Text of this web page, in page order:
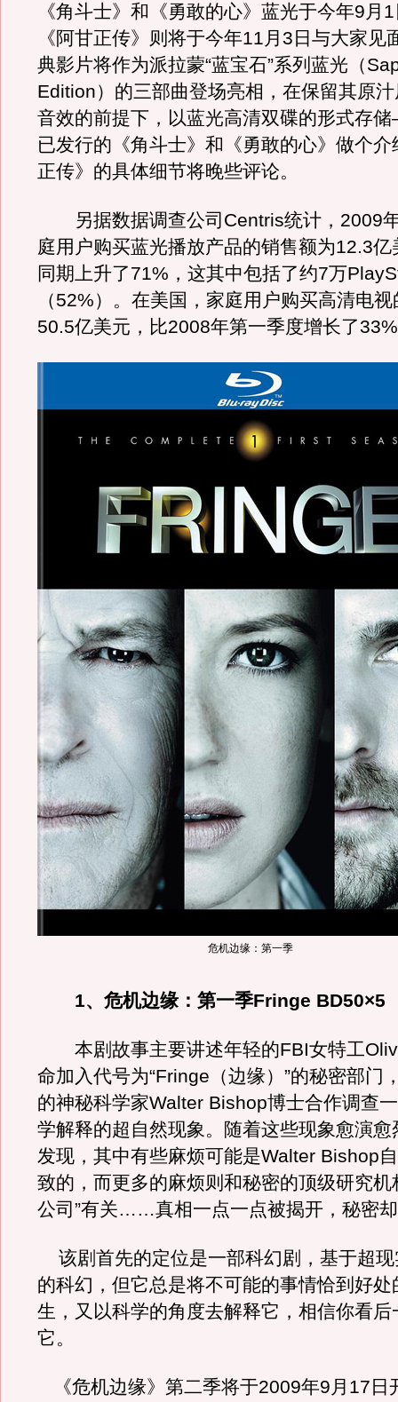
《角斗士》和《勇敢的心》蓝光于今年9月
《阿甘正传》则将于今年11月3日与大家见
典影片将作为派拉蒙“蓝宝石”系列蓝光（
Edition）的三部曲登场亮相，在保留其原
音效的前提下，以蓝光高清双碟的形式存
已发行的《角斗士》和《勇敢的心》做个
正传》的具体细节将晚些评论。
另据数据调查公司Centris统计，2009
庭用户购买蓝光播放产品的销售额为12.3亿
同期上升了71%，这其中包括了约7万
（52%）。在美国，家庭用户购买高清电
50.5亿美元，比2008年第一季度增长了
危机边缘：第一季
1、危机边缘：第一季Fringe BD50×5
本剧故事主要讲述年轻的FBI女特工
命加入代号为“Fringe（边缘）”的秘密部门
的神秘科学家Walter Bishop博士合作调查
学解释的超自然现象。随着这些现象愈演愈
发现，其中有些麻烦可能是Walter Bishop
致的，而更多的麻烦则和秘密的顶级研究机
公司”有关……真相一点一点被揭开，秘密
该剧首先的定位是一部科幻剧，基于超现
的科幻，但它总是将不可能的事情恰到好处
生，又以科学的角度去解释它，相信你看后
它。
《危机边缘》第二季将于2009年9月17日